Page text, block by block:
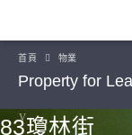
首頁 物業
Property for
83瓊林街